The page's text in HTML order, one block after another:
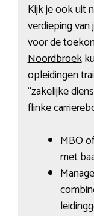
Kijk je ook uit
verdieping
voor de
Noordbroek
opleidingen
“zakelijke
flinke
MBO
met